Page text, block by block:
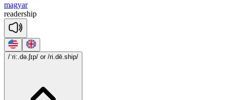
magyar
readership
/ˈri:.də.ʃɪp/ or /ri.dē.ship/